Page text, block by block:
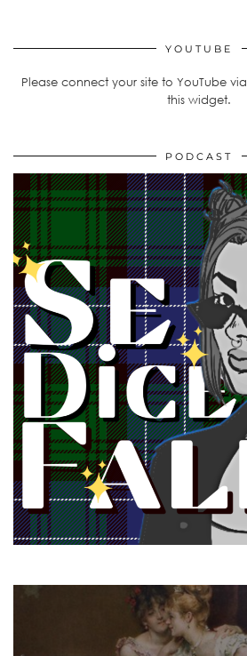
YOUTUBE
Please connect your site to YouTube via
this widget.
PODCAST